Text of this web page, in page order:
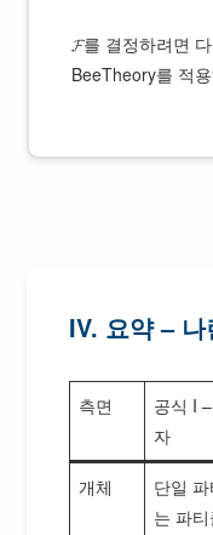
𝓕를 결정하려면
BeeTheory를 적
IV. 요약 –
측면
공식 I
자
개체
단일
는 파